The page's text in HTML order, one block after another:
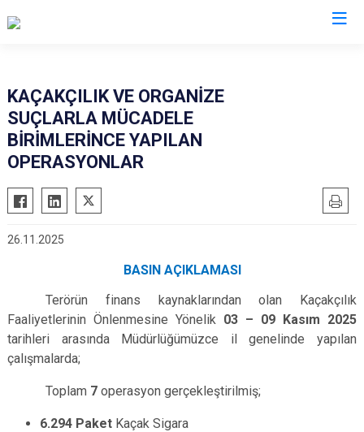
KAÇAKÇILIK VE ORGANİZE
SUÇLARLA MÜCADELE
BİRİMLERİNCE YAPILAN
OPERASYONLAR
26.11.2025
BASIN AÇIKLAMASI
Terörün finans kaynaklarından olan Kaçakçılık
Faaliyetlerinin Önlenmesine Yönelik 03 – 09 Kasım 2025
tarihleri arasında Müdürlüğümüzce il genelinde yapılan
çalışmalarda;
Toplam 7 operasyon gerçekleştirilmiş;
6.294 Paket Kaçak Sigara